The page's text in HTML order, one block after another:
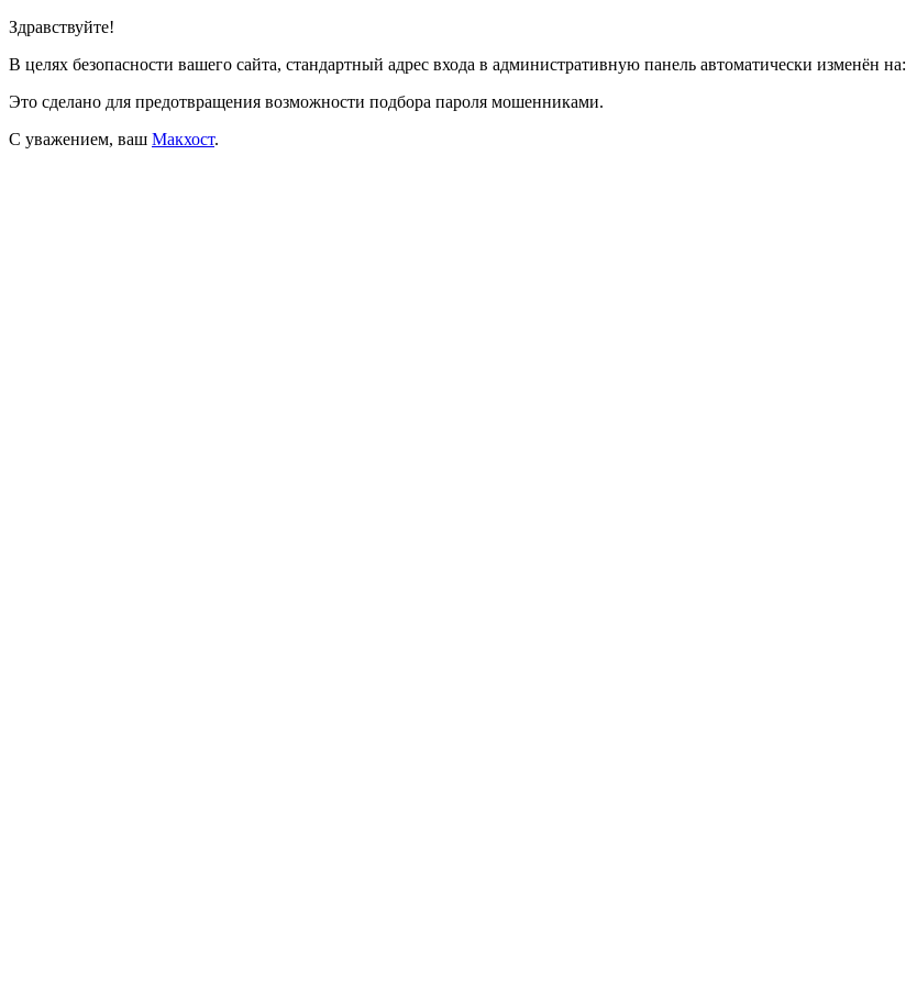
Здравствуйте!
В целях безопасности вашего сайта, стандартный адрес входа в административную панель автоматически изменён на:
Это сделано для предотвращения возможности подбора пароля мошенниками.
С уважением, ваш Макхост.